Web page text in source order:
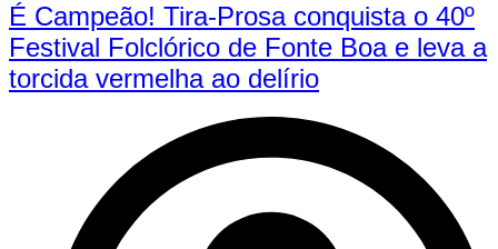
É Campeão! Tira-Prosa conquista o 40º
Festival Folclórico de Fonte Boa e leva a
torcida vermelha ao delírio